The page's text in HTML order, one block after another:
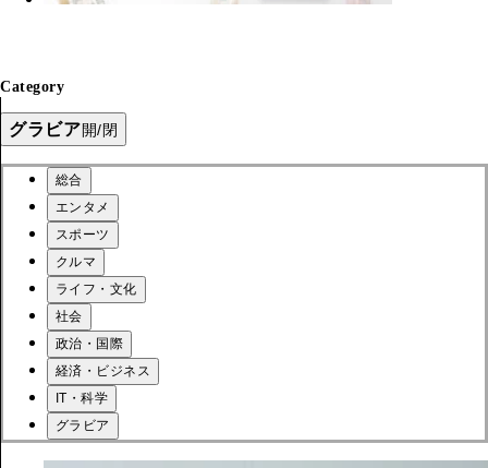
Category
グラビア開/閉
総合
エンタメ
スポーツ
クルマ
ライフ・文化
社会
政治・国際
経済・ビジネス
IT・科学
グラビア